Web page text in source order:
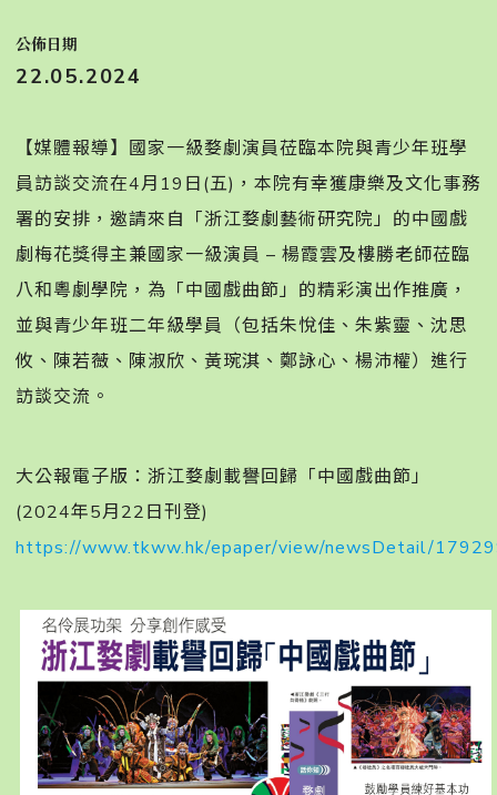
公佈日期
22.05.2024
【媒體報導】國家一級婺劇演員莅臨本院與青少年班學
員訪談交流󠀠在4月19日(五)，本院有幸獲康樂及文化事務
署的安排，邀請來自「浙江婺劇藝術研究院」的中國戲
劇梅花獎得主兼國家一級演員 – 楊霞雲及樓勝老師莅臨
八和粵劇學院，為「中國戲曲節」的精彩演出作推廣，
並與青少年班二年級學員（包括朱悅佳、朱紫靈、沈思
攸、陳若薇、陳淑欣、黃琬淇、鄭詠心、楊沛權）進行
訪談交流。󠀠
大公報電子版：浙江婺劇載譽回歸「中國戲曲節」
(2024年5月22日刊登)
https://www.tkww.hk/epaper/view/newsDetail/